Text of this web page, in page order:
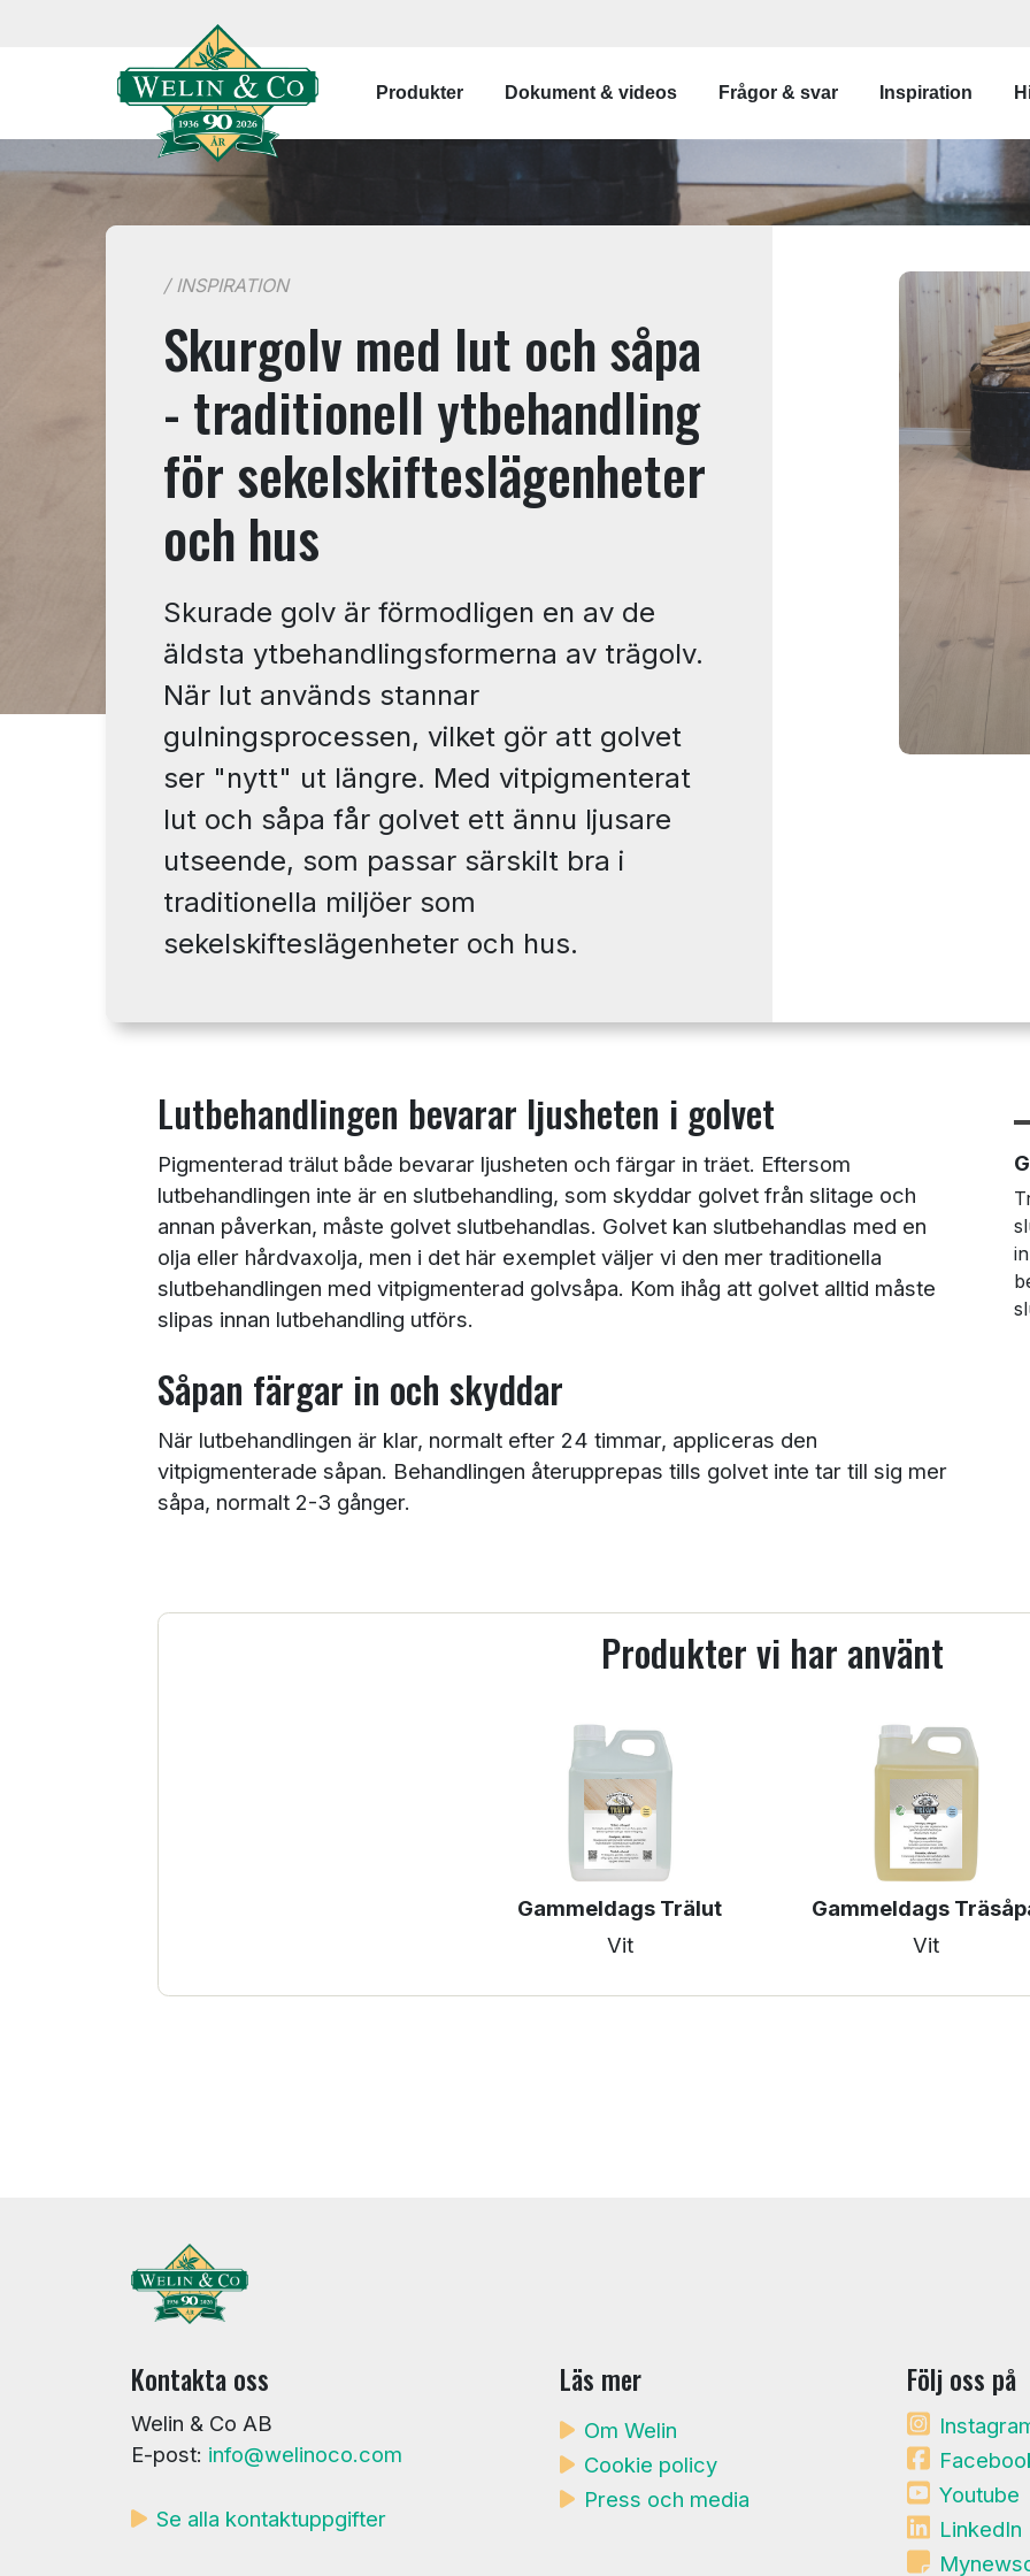
Main navigation
Produkter Dokument & videos Frågor & svar Inspiration
/ INSPIRATION
Skurgolv med lut och såpa
- traditionell ytbehandling
för sekelskifteslägenheter
och hus
Skurade golv är förmodligen en av de
äldsta ytbehandlingsformerna av trägolv.
När lut används stannar
gulningsprocessen, vilket gör att golvet
ser "nytt" ut längre. Med vitpigmenterat
lut och såpa får golvet ett ännu ljusare
utseende, som passar särskilt bra i
traditionella miljöer som
sekelskifteslägenheter och hus.
Lutbehandlingen bevarar ljusheten i golvet
Pigmenterad trälut både bevarar ljusheten och färgar in träet. Eftersom
lutbehandlingen inte är en slutbehandling, som skyddar golvet från slitage och
annan påverkan, måste golvet slutbehandlas. Golvet kan slutbehandlas med en
olja eller hårdvaxolja, men i det här exemplet väljer vi den mer traditionella
slutbehandlingen med vitpigmenterad golvsåpa. Kom ihåg att golvet alltid måste
slipas innan lutbehandling utförs.
Såpan färgar in och skyddar
När lutbehandlingen är klar, normalt efter 24 timmar, appliceras den
vitpigmenterade såpan. Behandlingen återupprepas tills golvet inte tar till sig mer
såpa, normalt 2-3 gånger.
Produkter vi har använt
Gammeldags Trälut
Vit
Gammeldags
Vit
Kontakta oss
Welin & Co AB
E-post: info@welinoco.com
Se alla kontaktuppgifter
Läs mer
Om Welin
Cookie policy
Press och media
Följ oss på
Youtube
LinkedIn